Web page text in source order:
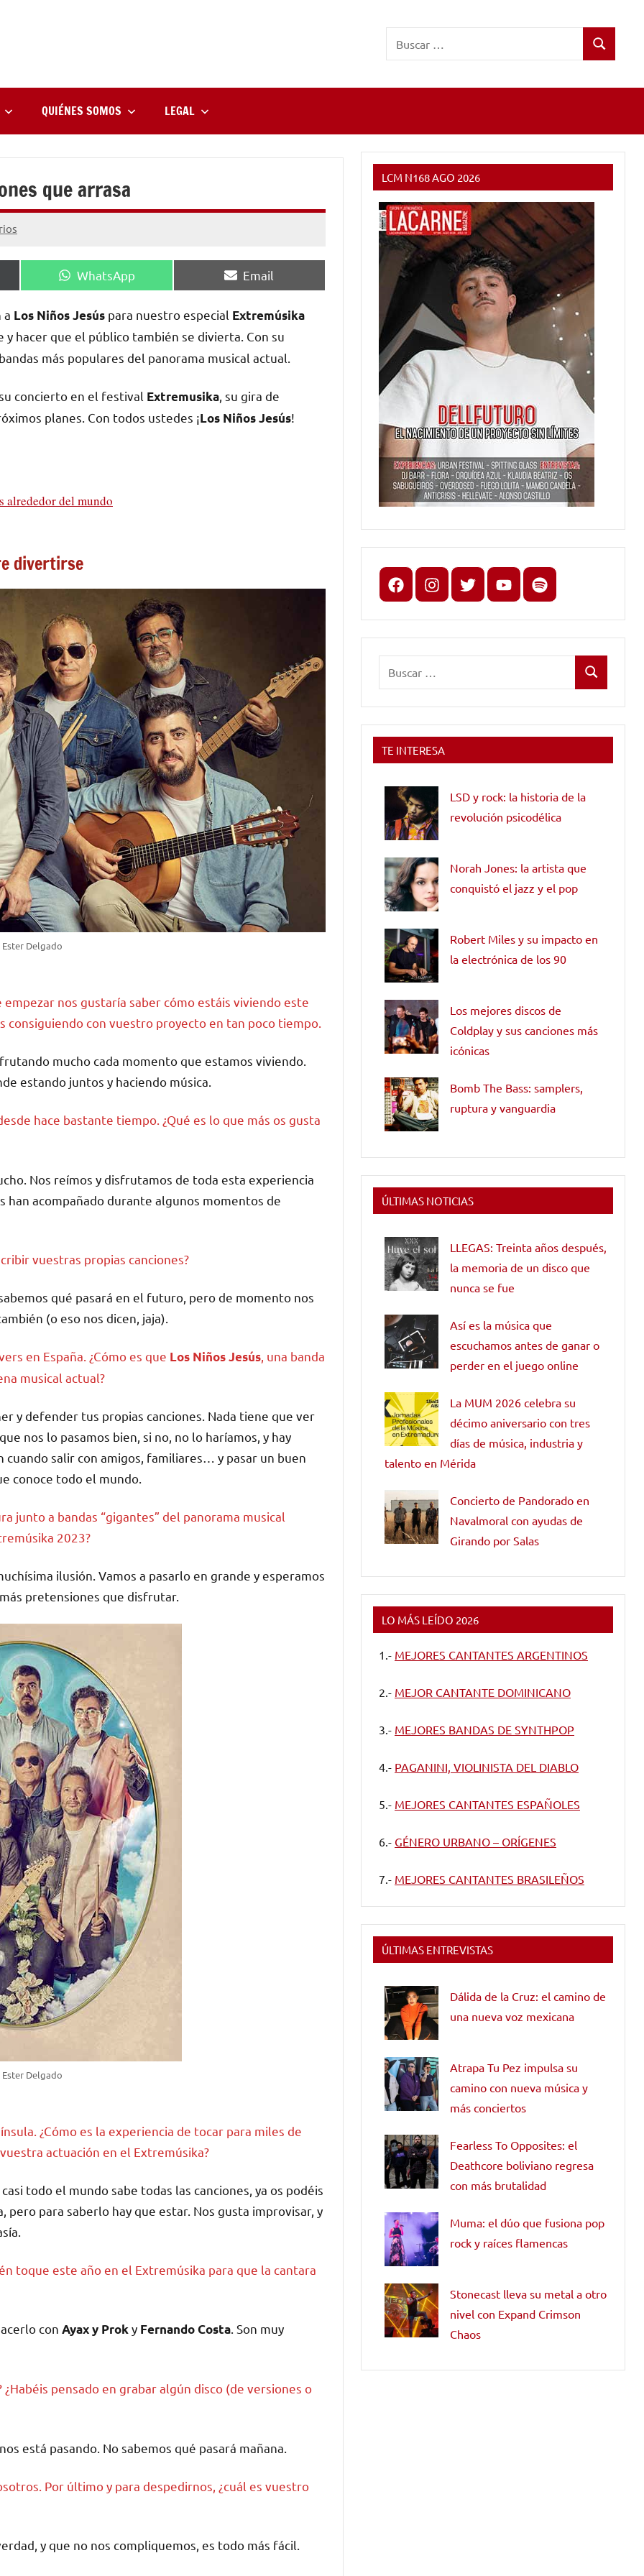
Buscar
QUIÉNES SOMOS LEGAL
que arrasa
Compartir
en
WhatsApp
Compartir
en
Email
a Los Niños Jesús para nuestro especial Extremúsika
hacer que el público también se divierta. Con su
más populares del panorama musical actual.
concierto en el festival Extremusika , su gira de
planes. Con todos ustedes ¡Los Niños Jesús!
alrededor del mundo
divertirse
Delgado
nos gustaría saber cómo estáis viviendo este
con vuestro proyecto en tan poco tiempo.
mucho cada momento que estamos viviendo.
estando juntos y haciendo música.
hace bastante tiempo. ¿Qué es lo que más os gusta
Nos reímos y disfrutamos de toda esta experiencia
han acompañado durante algunos momentos de
vuestras propias canciones?
qué pasará en el futuro, pero de momento nos
(o eso nos dicen, jaja).
en España. ¿Cómo es que Los Niños Jesús , una banda
musical actual?
y defender tus propias canciones. Nada tiene que ver
nos lo pasamos bien, si no, no lo haríamos, y hay
salir con amigos, familiares… y pasar un buen
conoce todo el mundo.
junto a bandas “gigantes” del panorama musical
2023?
ilusión. Vamos a pasarlo en grande y esperamos
pretensiones que disfrutar.
Delgado
¿Cómo es la experiencia de tocar para miles de
actuación en el Extremúsika?
todo el mundo sabe todas las canciones, ya os podéis
para saberlo hay que estar. Nos gusta improvisar, y
toque este año en el Extremúsika para que la cantara
con Ayax y Proky Fernando Costa . Son muy
pensado en grabar algún disco (de versiones o
está pasando. No sabemos qué pasará mañana.
Por último y para despedirnos, ¿cuál es vuestro
y que no nos compliquemos, es todo más fácil.
LCM N168 AGO 2026
FacebookInstagram
X youtubespotify
Buscar
TE INTERESA
LSD y rock: la historia de la
revolución psicodélica
Norah Jones: la artista que
conquistó el jazz y el pop
Robert Miles y su impacto en
la electrónica de los 90
Los mejores discos de
Coldplay y sus canciones más
icónicas
Bomb The Bass: samplers,
ruptura y vanguardia
ÚLTIMAS NOTICIAS
LLEGAS: Treinta años después,
la memoria de un disco que
nunca se fue
Así es la música que
escuchamos antes de ganar o
perder en el juego online
La MUM 2026 celebra su
décimo aniversario con tres
días de música, industria y
talento en Mérida
Concierto de Pandorado en
Navalmoral con ayudas de
Girando por Salas
LO MÁS LEÍDO 2026
1.- MEJORES CANTANTES ARGENTINOS
2.- MEJOR CANTANTE DOMINICANO
3.- MEJORES BANDAS DE SYNTHPOP
4.- PAGANINI, VIOLINISTA DEL DIABLO
5.- MEJORES CANTANTES ESPAÑOLES
6.- GÉNERO URBANO – ORÍGENES
7.- MEJORES CANTANTES BRASILEÑOS
ÚLTIMAS ENTREVISTAS
Dálida de la Cruz: el camino de
una nueva voz mexicana
Atrapa Tu Pez impulsa su
camino con nueva música y
más conciertos
Fearless To Opposites: el
Deathcore boliviano regresa
con más brutalidad
Muma: el dúo que fusiona pop
rock y raíces flamencas
Stonecast lleva su metal a otro
nivel con Expand Crimson
Chaos